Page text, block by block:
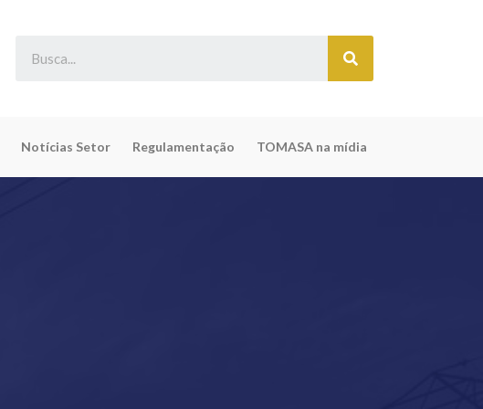
Notícias Setor Regulamentação TOMASA na mídia